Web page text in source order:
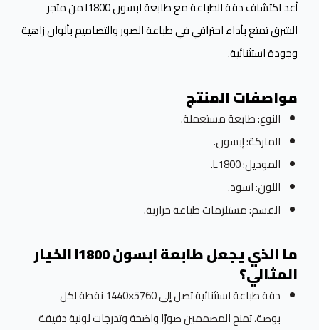
أعد اكتشاف دقة الطباعة مع طابعة ابسون l1800 من متجر
الشرق تمتع بأداء احترافي في طباعة الصور والتصاميم بألوان زاهية
وجودة استثنائية.
مواصفات المنتج
النوع: طابعة مستعملة.
الماركة: إبسون.
الموديل: L1800.
اللون: اسود.
القسم: مستلزمات طباعة حرارية.
ما الذي يجعل طابعة ابسون l1800 الخيار
المثالي؟
دقة طباعة استثنائية تصل إلى 5760×1440 نقطة لكل
بوصة، تمنح المصممين صورًا واضحة وتدرجات لونية دقيقة